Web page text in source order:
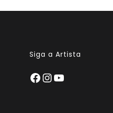
Siga a Artista